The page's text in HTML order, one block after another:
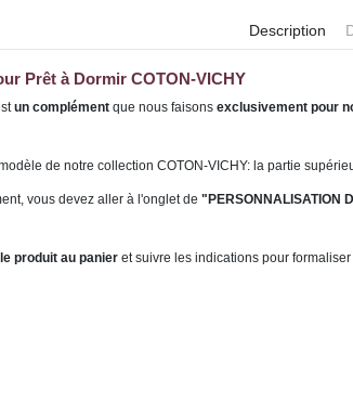
Description
Prêt à Dormir COTON-VICHY
un complément que nous faisons exclusivement pour
de notre collection COTON-VICHY: la partie
vous devez aller à l'onglet de "PERSONNALISATION
produit au panier et suivre les indications pour